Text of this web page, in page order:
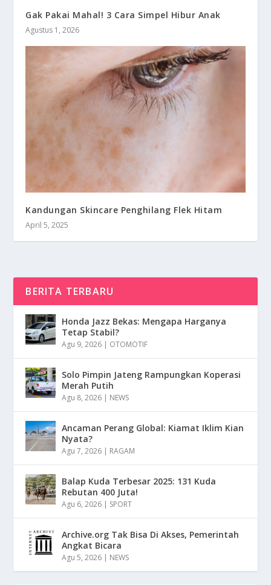
Gak Pakai Mahal! 3 Cara Simpel Hibur Anak
Agustus 1, 2026
Kandungan Skincare Penghilang Flek Hitam
April 5, 2025
BERITA TERBARU
Honda Jazz Bekas: Mengapa Harganya
Tetap Stabil?
Agu 9, 2026 | OTOMOTIF
Solo Pimpin Jateng Rampungkan Koperasi
Merah Putih
Agu 8, 2026 | NEWS
Ancaman Perang Global: Kiamat Iklim Kian
Nyata?
Agu 7, 2026 | RAGAM
Balap Kuda Terbesar 2025: 131 Kuda
Rebutan 400 Juta!
Agu 6, 2026 | SPORT
Archive.org Tak Bisa Di Akses, Pemerintah
Angkat Bicara
Agu 5, 2026 | NEWS